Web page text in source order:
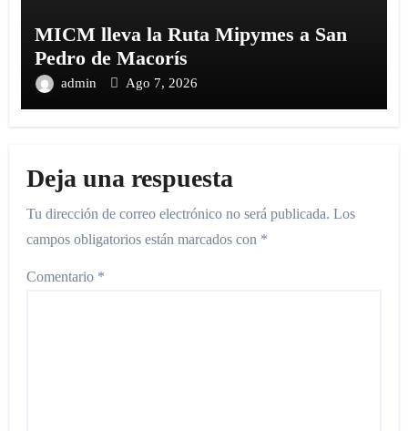
MICM lleva la Ruta Mipymes a San
Pedro de Macorís
admin Ago 7, 2026
Deja una respuesta
Tu dirección de correo electrónico no será publicada. Los
campos obligatorios están marcados con *
Comentario *